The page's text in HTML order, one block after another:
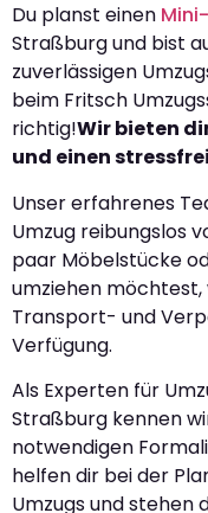
Du planst einen
Straßburg und bist
zuverlässigen
beim Fritsch
richtig!Wir bieten
und einen
Unser erfahrenes
Umzug reibungslos
paar Möbelstücke
umziehen
Transport- und
Verfügung.
Als Experten für
Straßburg kennen
notwendigen
helfen dir bei der
Umzugs und stehen